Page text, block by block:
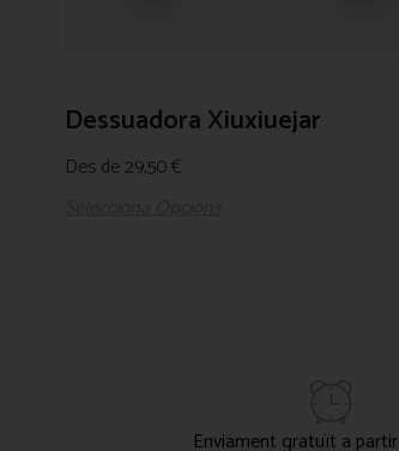
Dessuadora Xiuxiuejar
Des de29,50€
Enviament gratuït a